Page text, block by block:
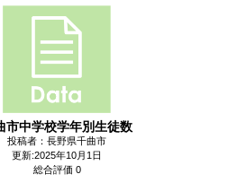
市中学校学年別生徒数
投稿者：長野県千曲市
更新:2025年10月1日
総合評価 0